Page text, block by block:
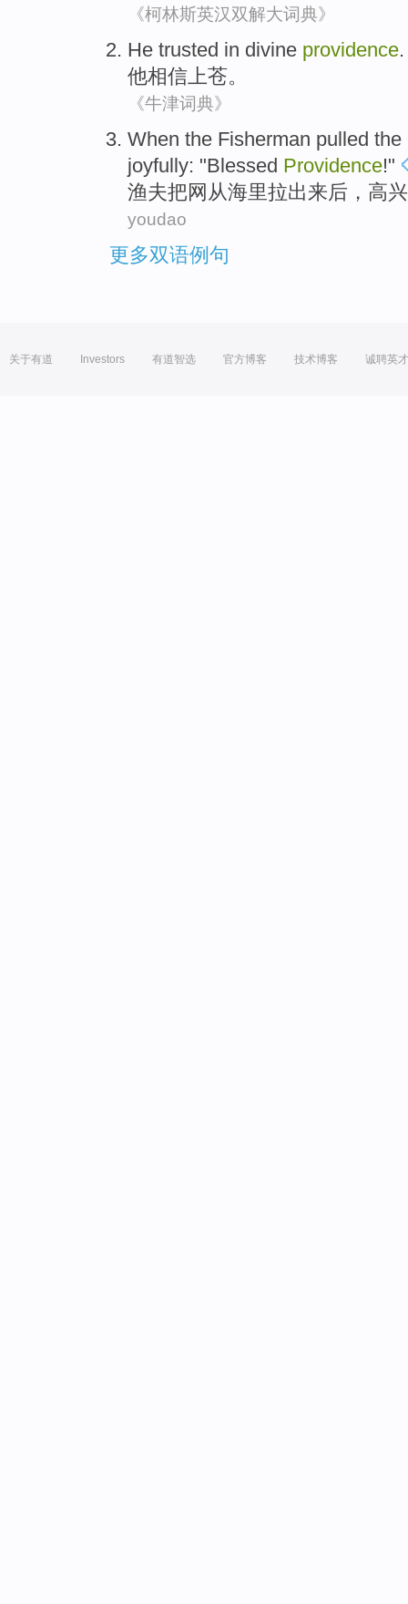
《柯林斯英汉双解大词典》
He trusted in divine providence.
他相信上苍。
《牛津词典》
When the Fisherman pulled the
joyfully: "Blessed Providence!"
渔夫把网 从海里拉出来后，高
youdao
更多双语例句
关于有道 Investors 有道智选 官方博客 技术博客 诚聘英才